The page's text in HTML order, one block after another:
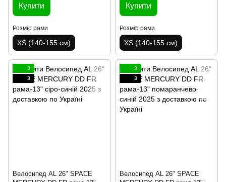
Купити
Розмір рами
XS (140-155 см)
Купити
Розмір рами
XS (140-155 см)
3
3
Велосипед AL 26" SPACE
3
3
Велосипед AL 26" SPACE